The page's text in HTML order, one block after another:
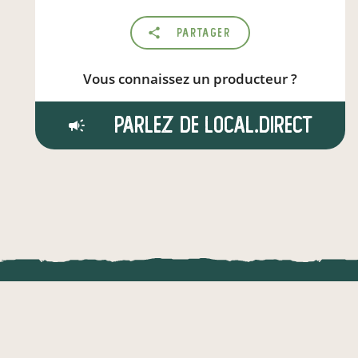
Partager
Vous connaissez un producteur ?
Parlez de local.direct